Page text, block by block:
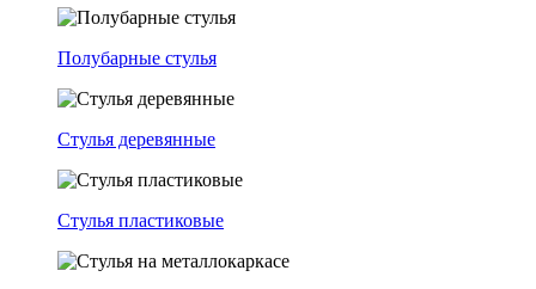
Полубарные стулья
Стулья деревянные
Стулья пластиковые